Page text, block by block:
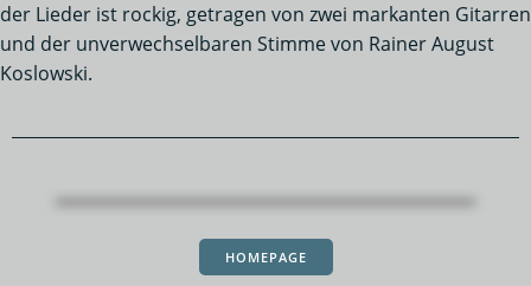
der Lieder ist rockig, getragen von zwei markanten Gitarren
und der unverwechselbaren Stimme von Rainer August
Koslowski.
HOMEPAGE